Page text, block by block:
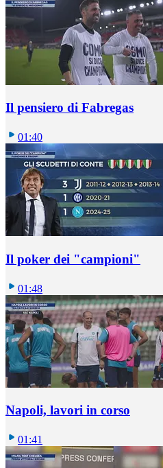
Il pensiero di Fabregas
01:40
Il poker dei "campioni"
01:48
Napoli, lavori in corso
01:41